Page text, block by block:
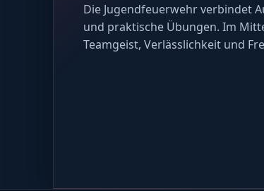
Die Jugendfeuerwehr verbindet
und praktische Übungen. Im
Teamgeist, Verlässlichkeit und